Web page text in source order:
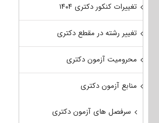
تغییرات کنکور دکتری ۱۴۰۴
تغییر رشته در مقطع دکتری
محرومیت آزمون دکتری
منابع آزمون دکتری
سرفصل های آزمون دکتری